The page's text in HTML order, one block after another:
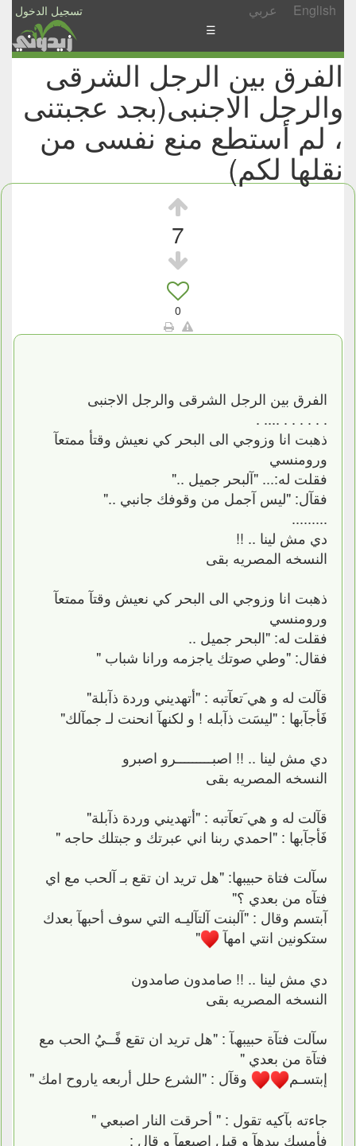
تسجيل الدخول عربي English
الأخبار
الأسئلة
والمشاركات
الأبجدي
إسأل
☰
الفرق بين الرجل الشرقى
والرجل الاجنبى(بجد عجبتنى
، لم أستطع منع نفسى من
نقلها لكم)
7
0
الفرق بين الرجل الشرقى والرجل الاجنبى
. . . . . . .... .
ذهبت انا وزوجي الى البحر كي نعيش وقتأ ممتعآ
ورومنسي
فقلت له:... "آلبحر جميل .."
فقآل: "ليس آجمل من وقوفك جانبي .."
.........
دي مش لينا .. !!
النسخه المصريه بقى
ذهبت انا وزوجي الى البحر كي نعيش وقتآ ممتعآ
ورومنسي
فقلت له: "البحر جميل ..
فقال: "وطي صوتك ياجزمه ورانا شباب "
قآلت له و ھي َتعآتبه : "أتھديني وردة ذآبلة"
فَأجآبها : "ليسَت ذآبله ! و لكنهآ انحنت لـ جمآلك"
دي مش لينا .. !! اصبـــــــــرو اصبرو
النسخه المصريه بقى
قآلت له و ھي َتعآتبه : "أتھديني وردة ذآبلة"
فَأجآبها : "احمدي ربنا اني عبرتك و جبتلك حاجه "
سآلت فتاة حبيبها: "هل تريد ان تقع بـ آلحب مع اي
فتآه من بعدي ؟"
آبتسم وقال : "آلبنت آلتآليـه التي سوف أحبهآ بعدك
ستكونين انتي امهآ
"
دي مش لينا .. !! صامدون صامدون
النسخه المصريه بقى
سآلت فتآة حبيبھﺂ : "ھل تريد ان تقع فًــيُ الحب مع
فتآة من بعدي "
إبتسـم
وقآل : "الشرع حلل أربعه ياروح امك "
جاءته بآكيه تقول : " أحرقت النار اصبعي "
فأمسك بيدهآ و قبل اصبعهآ و قال :